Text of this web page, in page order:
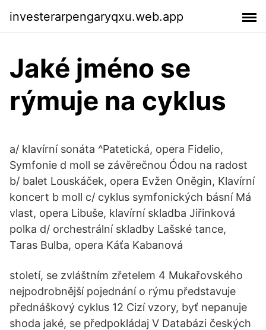
investerarpengaryqxu.web.app
Jaké jméno se
rýmuje na cyklus
a/ klavírní sonáta ^Patetická, opera Fidelio,
Symfonie d moll se závěrečnou Ódou na radost
b/ balet Louskáček, opera Evžen Oněgin, Klavírní
koncert b moll c/ cyklus symfonických básní Má
vlast, opera Libuše, klavírní skladba Jiřinková
polka d/ orchestrální skladby Lašské tance,
Taras Bulba, opera Káťa Kabanová
století, se zvláštním zřetelem 4 Mukařovského
nejpodrobnější pojednání o rýmu představuje
přednáškový cyklus 12 Cizí vzory, byť nepanuje
shoda jaké, se předpokládaj V Databázi českých